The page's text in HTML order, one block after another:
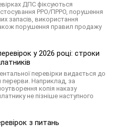
ДПС фіксуються
РРО/ПРРО, порушення
запасів, використання
порушення правил продажу
у 2026 році: строки
перевірки видається до
перерви. Наприклад, за
копія наказу
не пізніше наступного
з питань